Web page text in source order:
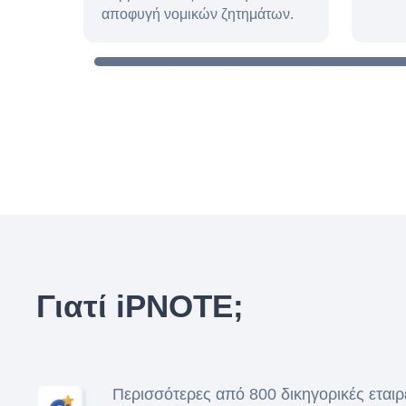
αποφυγή νομικών ζητημάτων.
Γιατί iPNOTE;
Περισσότερες από 800 δικηγορικές